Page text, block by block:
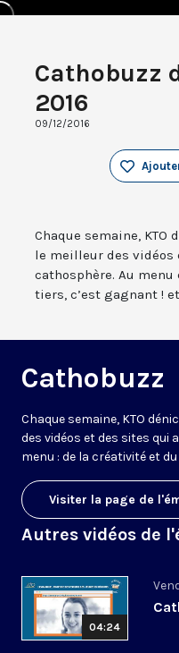
Cathobuzz
2016
09/12/2016
Chaque semaine, KTO
le meilleur des
cathosphère. Au menu
tiers, c’est gagnant !
Cathobuzz
Chaque semaine, KTO
des vidéos et des sites qui
menu : de la créativité et
Visiter la page de
Autres vidéos de
04:24